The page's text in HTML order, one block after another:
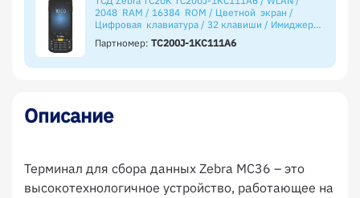
2048 RAM / 16384 ROM / Цветной экран /
Цифровая клавиатура / 32 клавиши / Имиджер
(фотосканер) SE4710 / 1D / 2D / Android 8
Партномер: TC200J-1KC111A6
Описание
Терминал для сбора данных Zebra MC36 – это
высокотехнологичное устройство, работающее на